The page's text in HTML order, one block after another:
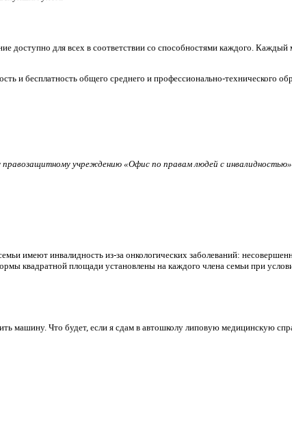
доступно для всех в соответствии со способностями каждого.
и бесплатность общего среднего и профессионально-технического
учреждению «Офис по правам людей с инвалидностью»
имеют инвалидность из-за онкологических заболеваний:
квадратной площади установлены на каждого члена семьи при
машину. Что будет, если я сдам в автошколу липовую медицинскую